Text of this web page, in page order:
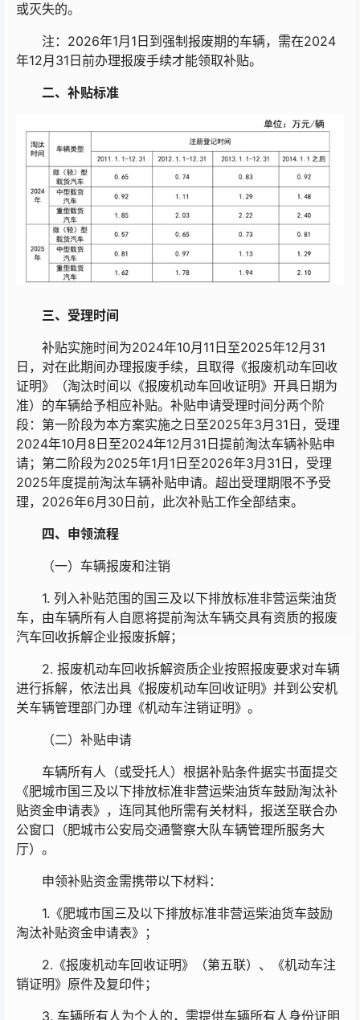
或灭失的。
注：2026年1月1日到强制报废期的车辆，需在2024
年12月31日前办理报废手续才能领取补贴。
二、 补贴标准
三、 受理时间
补贴实施时间为2024年10月11日至2025年12月31
日，对在此期间办理报废手续，且取得《报废机动车回收
证明》（淘汰时间以《报废机动车回收证明》开具日期为
准）的车辆给予相应补贴。补贴申请受理时间分两个阶
段：第一阶段为本方案实施之日至2025年3月31日，受理
2024年10月8日至2024年12月31日提前淘汰车辆补贴申
请；第二阶段为2025年1月1日至2026年3月31日，受理
2025年度提前淘汰车辆补贴申请。超出受理期限不予受
理，2026年6月30日前，此次补贴工作全部结束。
四、 申领流程
（一）车辆报废和注销
1. 列入补贴范围的国三及以下排放标准非营运柴油货
车，由车辆所有人自愿将提前淘汰车辆交具有资质的报废
汽车回收拆解企业报废拆解；
2. 报废机动车回收拆解资质企业按照报废要求对车辆
进行拆解，依法出具《报废机动车回收证明》并到公安机
关车辆管理部门办理《机动车注销证明》。
（二）补贴申请
车辆所有人（或受托人）根据补贴条件据实书面提交
《肥城市国三及以下排放标准非营运柴油货车鼓励淘汰补
贴资金申请表》，连同其他所需有关材料，报送至联合办
公窗口（肥城市公安局交通警察大队车辆管理所服务大
厅）。
申领补贴资金需携带以下材料：
1.《肥城市国三及以下排放标准非营运柴油货车鼓励
淘汰补贴资金申请表》；
2.《报废机动车回收证明》（第五联）、《机动车注
销证明》原件及复印件；
3. 车辆所有人为个人的，需提供车辆所有人身份证明